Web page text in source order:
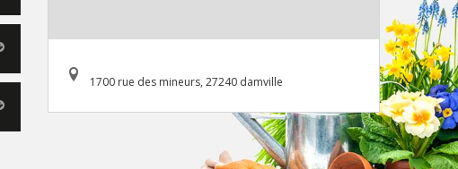
1700 rue des mineurs, 27240 damville